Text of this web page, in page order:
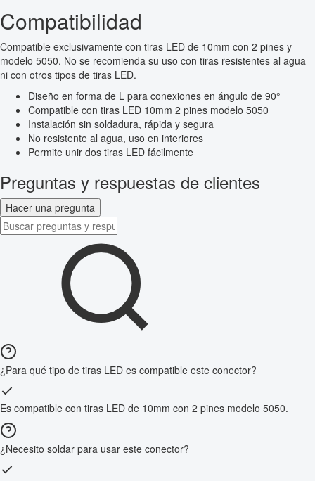
Compatibilidad
Compatible exclusivamente con tiras LED de 10mm con 2 pines y
modelo 5050. No se recomienda su uso con tiras resistentes al agua
ni con otros tipos de tiras LED.
Diseño en forma de L para conexiones en ángulo de 90°
Compatible con tiras LED 10mm 2 pines modelo 5050
Instalación sin soldadura, rápida y segura
No resistente al agua, uso en interiores
Permite unir dos tiras LED fácilmente
Preguntas y respuestas de clientes
Hacer una pregunta
¿Para qué tipo de tiras LED es compatible este conector?
Es compatible con tiras LED de 10mm con 2 pines modelo 5050.
¿Necesito soldar para usar este conector?